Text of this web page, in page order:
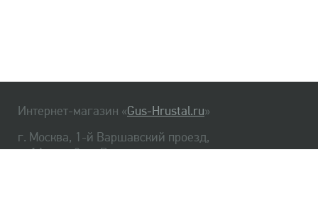
Интернет-магазин «Gus-Hrustal.ru»
г. Москва, 1-й Варшавский проезд,
д. 1А, стр. 3, м. Варшавская